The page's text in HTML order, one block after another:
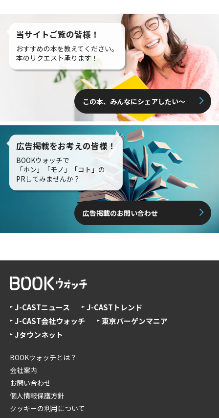
当サイトご覧の皆様！
おすすめの本を教えてください。
本のリクエスト承ります！
この本、みんなにシェアしたい〜
広告掲載をお考えの皆様！
BOOKウォッチで
「ホン」「モノ」「コト」の
PRしてみませんか？
広告掲載のお問い合わせ
J-CASTニュース
J-CASTトレンド
J-CAST会社ウォッチ
東京バーゲンマニア
Jタウンネット
BOOKウォッチとは？
会社案内
お問い合わせ
個人情報保護方針
クッキーの利用について